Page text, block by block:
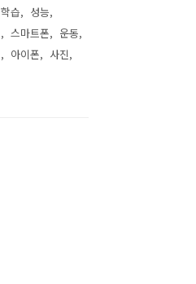
학습
성능
스마트폰
운동
아이폰
사진